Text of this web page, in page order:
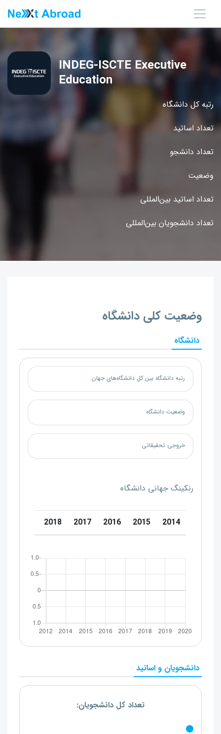
رتبه کل دانشگاه
تعداد اساتید
تعداد دانشجو
وضعیت
تعداد اساتید بین‌المللی
تعداد دانشجویان بین‌المللی
INDEG-ISCTE Executive
Education
وضعیت کلی دانشگاه
دانشگاه
رتبه دانشگاه بین کل دانشگاه‌های جهان
وضعیت دانشگاه
خروجی تحقیقاتی
رنکینگ جهانی دانشگاه
2014
2015
2016
2017
2018
دانشجویان و اساتید
تعداد کل دانشجویان: